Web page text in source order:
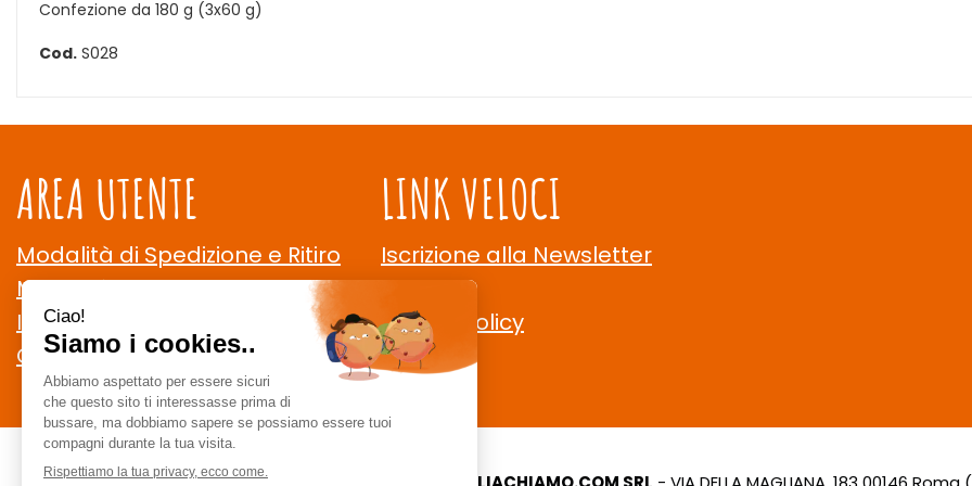
Confezione da 180 g (3x60 g)
Cod. S028
AREA UTENTE
Modalità di Spedizione e Ritiro
Modalità di Pagamento
Informativa Privacy
Condizioni di Vendita
LINK VELOCI
Iscrizione alla Newsletter
Contatti
Cookie Policy